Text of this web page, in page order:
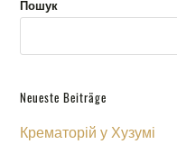
Пошук
Neueste Beiträge
Крематорій у Хузумі